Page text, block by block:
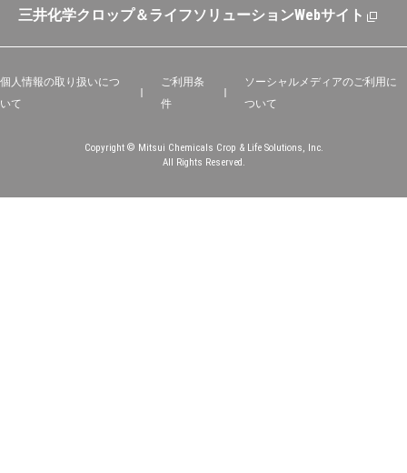
三井化学クロップ＆ライフソリューションWebサイト
個人情報の取り扱いにつ
いて
ご利用条
件
ソーシャルメディアのご利用に
ついて
Copyright © Mitsui Chemicals Crop & Life Solutions, Inc.
All Rights Reserved.